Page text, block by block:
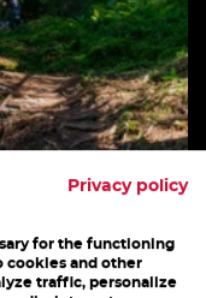
TOCHTER
Privacy policy
for the functioning
cookies and other
traffic, personalize